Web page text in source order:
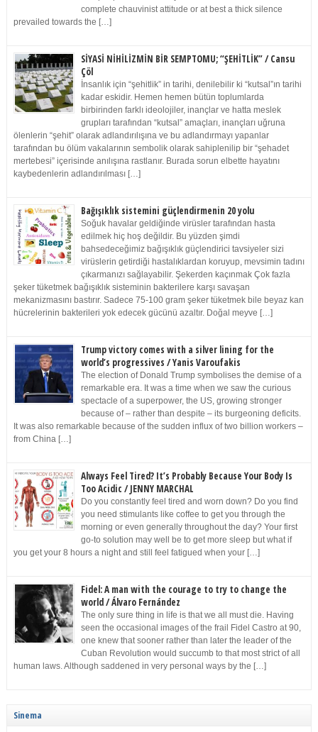
complete chauvinist attitude or at best a thick silence
prevailed towards the […]
SİYASİ NİHİLİZMİN BİR SEMPTOMU; “ŞEHİTLİK” / Cansu
Çöl
İnsanlık için “şehitlik” in tarihi, denilebilir ki “kutsal”ın tarihi
kadar eskidir. Hemen hemen bütün toplumlarda
birbirinden farklı ideolojiler, inançlar ve hatta meslek
grupları tarafından “kutsal” amaçları, inançları uğruna
ölenlerin “şehit” olarak adlandırılışına ve bu adlandırmayı yapanlar
tarafından bu ölüm vakalarının sembolik olarak sahiplenilip bir “şehadet
mertebesi” içerisinde anılışına rastlanır. Burada sorun elbette hayatını
kaybedenlerin adlandırılması […]
Bağışıklık sistemini güçlendirmenin 20 yolu
Soğuk havalar geldiğinde virüsler tarafından hasta
edilmek hiç hoş değildir. Bu yüzden şimdi
bahsedeceğimiz bağışıklık güçlendirici tavsiyeler sizi
virüslerin getirdiği hastalıklardan koruyup, mevsimin tadını
çıkarmanızı sağlayabilir. Şekerden kaçınmak Çok fazla
şeker tüketmek bağışıklık sisteminin bakterilere karşı savaşan
mekanizmasını bastırır. Sadece 75-100 gram şeker tüketmek bile beyaz kan
hücrelerinin bakterileri yok edecek gücünü azaltır. Doğal meyve […]
Trump victory comes with a silver lining for the
world’s progressives / Yanis Varoufakis
The election of Donald Trump symbolises the demise of a
remarkable era. It was a time when we saw the curious
spectacle of a superpower, the US, growing stronger
because of – rather than despite – its burgeoning deficits.
It was also remarkable because of the sudden influx of two billion workers –
from China […]
Always Feel Tired? It’s Probably Because Your Body Is
Too Acidic / JENNY MARCHAL
Do you constantly feel tired and worn down? Do you find
you need stimulants like coffee to get you through the
morning or even generally throughout the day? Your first
go-to solution may well be to get more sleep but what if
you get your 8 hours a night and still feel fatigued when your […]
Fidel: A man with the courage to try to change the
world / Álvaro Fernández
The only sure thing in life is that we all must die. Having
seen the occasional images of the frail Fidel Castro at 90,
one knew that sooner rather than later the leader of the
Cuban Revolution would succumb to that most strict of all
human laws. Although saddened in very personal ways by the […]
Sinema